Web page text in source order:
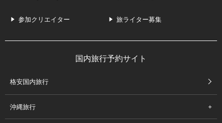
参加クリエイター 旅ライター募集
国内旅行予約サイト
格安国内旅行
沖縄旅行